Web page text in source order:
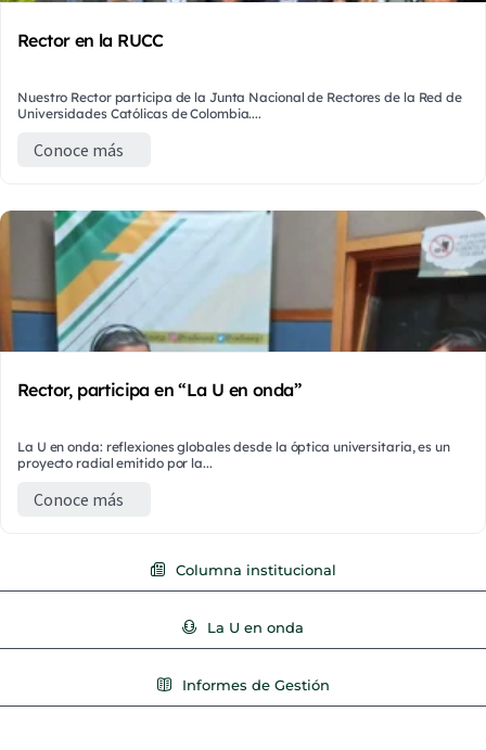
Columna institucional
La U en onda
Informes de Gestión
Rector en la RUCC
Nuestro Rector participa de la Junta Nacional de Rectores de la Red de
Universidades Católicas de Colombia....
Conoce más
Rector, participa en “La U en onda”
La U en onda: reflexiones globales desde la óptica universitaria, es un
proyecto radial emitido por la...
Conoce más